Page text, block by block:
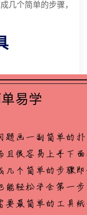
几个简单的步骤，